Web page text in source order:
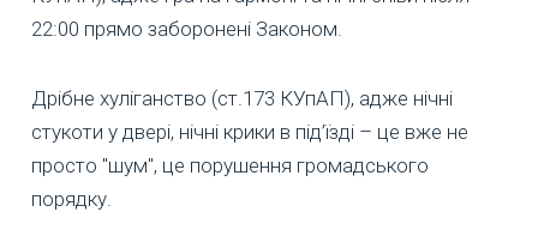
22:00 прямо заборонені Законом.
Дрібне хуліганство (ст.173 КУпАП), адже нічні
стукоти у двері, нічні крики в під’їзді – це вже не
просто "шум", це порушення громадського
порядку.